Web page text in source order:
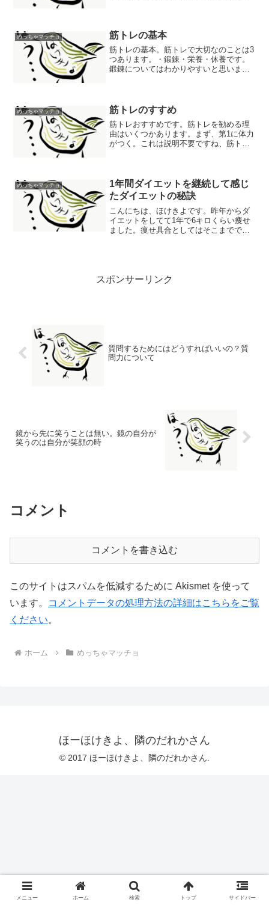
下半身を鍛えることで上半身...
めっちゃマッチョ 筋トレの基本
筋トレの基本。筋トレで大切なのことは3
つあります。・鍛錬・栄養・休養です。
鍛錬についてはわかりやすいと思いま
が栄養です。これもわかり...
めっちゃマッチョ 筋トレのすすめ
筋トレおすすめです。筋トレを勧める理
由はいくつかあります。まず、第1に体力
がつく。これは説明不要ですね、筋トレ
三角形の体になること...
めっちゃマッチョ
1年間ダイエットを継続して感じ
たダイエットの秘訣
こんにちは、ほけきよです。昨年からダ
イエットをしてて1年で6キロくらい痩せ
ました。痩せ具合としてはそこまでです
スポンサーリンク
質問するためにはどうすればいいの？質
問力について
鏡から先に笑うことは無い。鏡の自分が
笑うのは自分が笑顔の時
コメント
コメントを書き込む
このサイトはスパムを低減するために Akismet を使って
います。
コメントデータの処理方法の詳細はこちらをご覧
ください。
ホーム めっちゃマッチョ
ほーほけきよ、隣のだれかさん
© 2017 ほーほけきよ、隣のだれかさん.
メニュー ホーム 検索 トップ サイドバー